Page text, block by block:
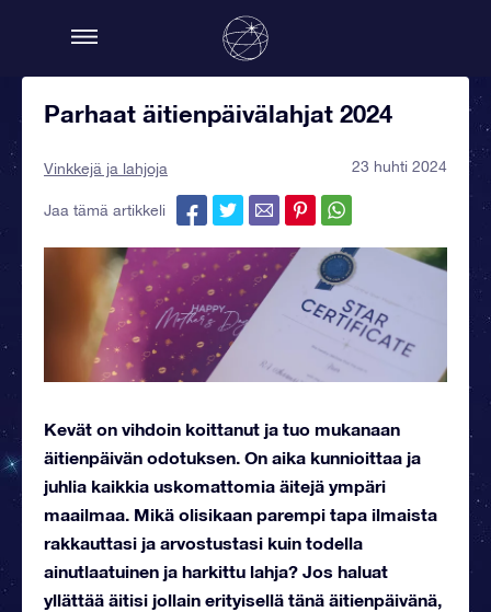
Parhaat äitienpäivälahjat 2024
Vinkkejä ja lahjoja 23 huhti 2024
Jaa tämä artikkeli
Kevät on vihdoin koittanut ja tuo mukanaan
äitienpäivän odotuksen. On aika kunnioittaa ja
juhlia kaikkia uskomattomia äitejä ympäri
maailmaa. Mikä olisikaan parempi tapa ilmaista
rakkauttasi ja arvostustasi kuin todella
ainutlaatuinen ja harkittu lahja? Jos haluat
yllättää äitisi jollain erityisellä tänä äitienpäivänä,